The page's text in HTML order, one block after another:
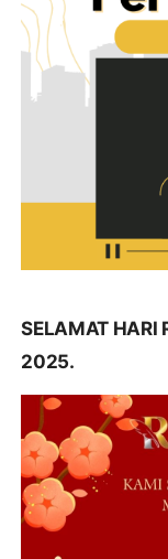
SELAMAT HARI
2025.